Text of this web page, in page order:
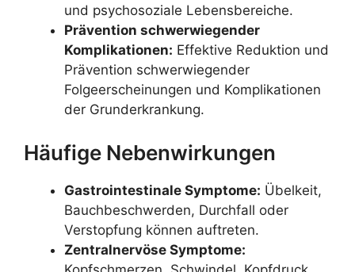
und psychosoziale Lebensbereiche.
Prävention schwerwiegender
Komplikationen: Effektive Reduktion und
Prävention schwerwiegender
Folgeerscheinungen und Komplikationen
der Grunderkrankung.
Häufige Nebenwirkungen
Gastrointestinale Symptome: Übelkeit,
Bauchbeschwerden, Durchfall oder
Verstopfung können auftreten.
Zentralnervöse Symptome: